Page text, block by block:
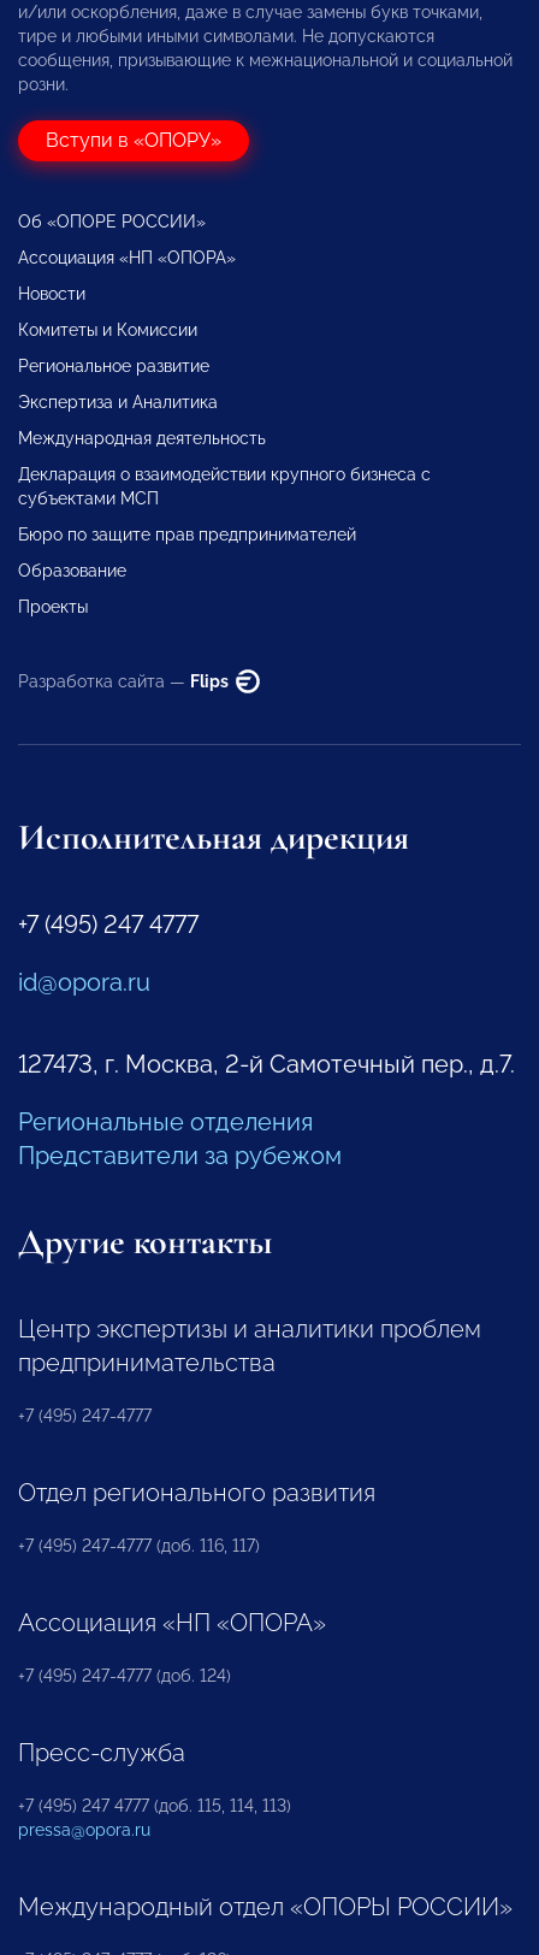
и/или оскорбления, даже в случае замены букв точками,
тире и любыми иными символами. Не допускаются
сообщения, призывающие к межнациональной и социальной
розни.
Вступи в «ОПОРУ»
Об «ОПОРЕ РОССИИ»
Ассоциация «НП «ОПОРА»
Новости
Комитеты и Комиссии
Региональное развитие
Экспертиза и Аналитика
Международная деятельность
Декларация о взаимодействии крупного бизнеса с
субъектами МСП
Бюро по защите прав предпринимателей
Образование
Проекты
Разработка сайта — Flips
Исполнительная дирекция
+7 (495) 247 4777
id@opora.ru
127473, г. Москва, 2-й Самотечный пер., д.7.
Региональные отделения
Представители за рубежом
Другие контакты
Центр экспертизы и аналитики проблем
предпринимательства
+7 (495) 247-4777
Отдел регионального развития
+7 (495) 247-4777 (доб. 116, 117)
Ассоциация «НП «ОПОРА»
+7 (495) 247-4777 (доб. 124)
Пресс-служба
+7 (495) 247 4777 (доб. 115, 114, 113)
pressa@opora.ru
Международный отдел «ОПОРЫ РОССИИ»